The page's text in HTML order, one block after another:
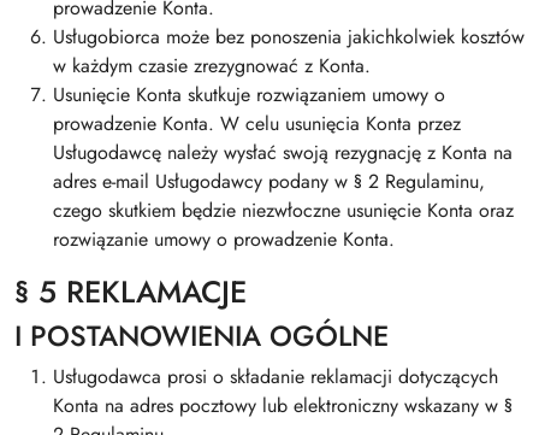
prowadzenie Konta.
Usługobiorca może bez ponoszenia jakichkolwiek kosztów
w każdym czasie zrezygnować z Konta.
Usunięcie Konta skutkuje rozwiązaniem umowy o
prowadzenie Konta. W celu usunięcia Konta przez
Usługodawcę należy wysłać swoją rezygnację z Konta na
adres e-mail Usługodawcy podany w § 2 Regulaminu,
czego skutkiem będzie niezwłoczne usunięcie Konta oraz
rozwiązanie umowy o prowadzenie Konta.
§ 5 REKLAMACJE
I POSTANOWIENIA OGÓLNE
Usługodawca prosi o składanie reklamacji dotyczących
Konta na adres pocztowy lub elektroniczny wskazany w §